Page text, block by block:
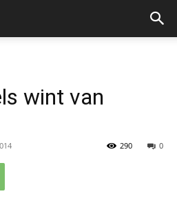
wint van
0
290